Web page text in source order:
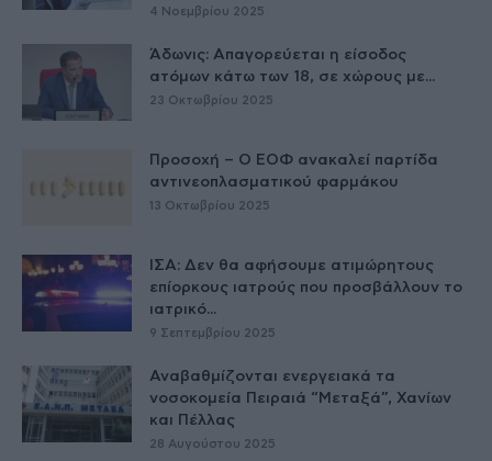
4 Νοεμβρίου 2025
Άδωνις: Απαγορεύεται η είσοδος
ατόμων κάτω των 18, σε χώρους με...
23 Οκτωβρίου 2025
Προσοχή – Ο ΕΟΦ ανακαλεί παρτίδα
αντινεοπλασματικού φαρμάκου
13 Οκτωβρίου 2025
ΙΣΑ: Δεν θα αφήσουμε ατιμώρητους
επίορκους ιατρούς που προσβάλλουν το
ιατρικό...
9 Σεπτεμβρίου 2025
Αναβαθμίζονται ενεργειακά τα
νοσοκομεία Πειραιά “Μεταξά”, Χανίων
και Πέλλας
28 Αυγούστου 2025